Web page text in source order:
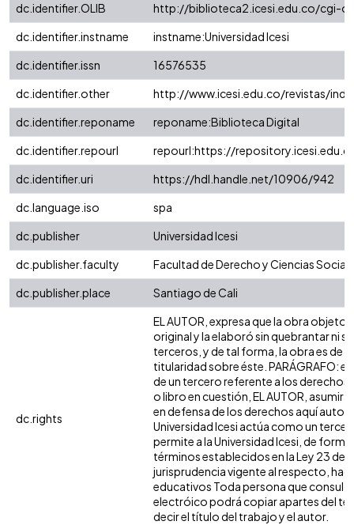
dc.identifier.OLIB
http://biblioteca2.icesi.edu.co/cgi-
dc.identifier.instname
instname:Universidad Icesi
dc.identifier.issn
16576535
dc.identifier.other
http://www.icesi.edu.co/revistas/
dc.identifier.reponame
reponame:Biblioteca Digital
dc.identifier.repourl
repourl:https://
dc.identifier.uri
https://hdl.handle.net/10906/942
dc.language.iso
spa
dc.publisher
Universidad Icesi
dc.publisher.faculty
Facultad de Derecho y Ciencias
dc.publisher.place
Santiago de Cali
dc.rights
EL AUTOR, expresa que la obra
original y la elaboró sin quebrantar ni
terceros, y de tal forma, la obra es de
titularidad sobre éste. PARÁGRAFO:
de un tercero referente a los
o libro en cuestión, EL AUTOR,
en defensa de los derechos aquí
Universidad Icesi actúa como un
permite a la Universidad Icesi, de
términos establecidos en la Ley 23 de
jurisprudencia vigente al respecto,
educativos Toda persona que
electróico podrá copiar apartes del
decir el título del trabajo y el autor.